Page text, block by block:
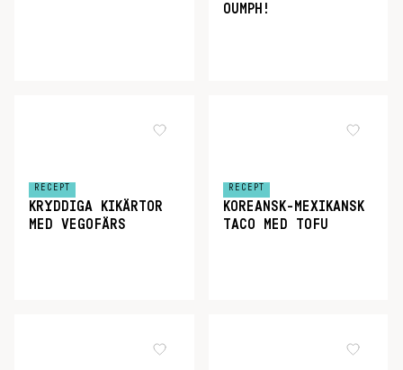
OUMPH!
RECEPT
KRYDDIGA KIKÄRTOR
MED VEGOFÄRS
RECEPT
KOREANSK-MEXIKANSK
TACO MED TOFU